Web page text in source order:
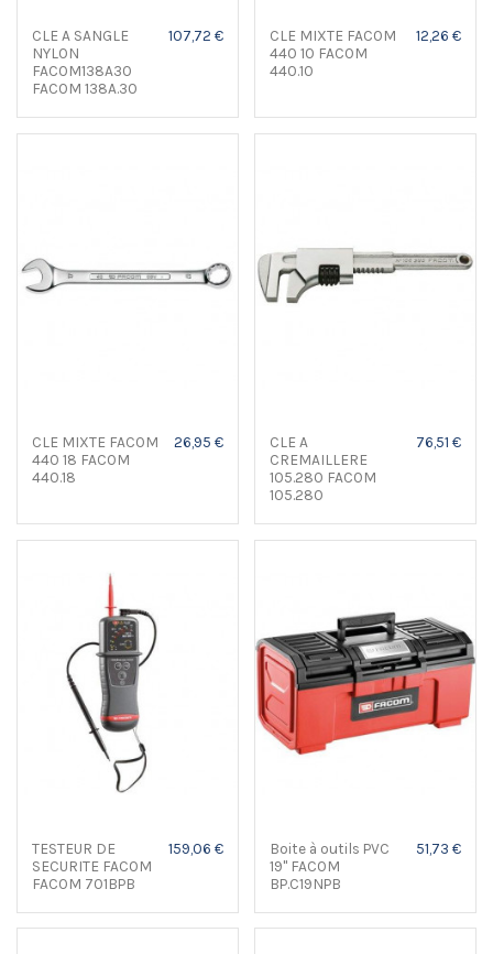
CLE A SANGLE
NYLON
FACOM138A30
FACOM 138A.30
107,72 €
CLE MIXTE FACOM
440 10 FACOM
440.10
12,26 €
CLE MIXTE FACOM
440 18 FACOM
440.18
26,95 €
CLE A
CREMAILLERE
105.280 FACOM
105.280
76,51 €
TESTEUR DE
SECURITE FACOM
FACOM 701BPB
159,06 €
Boite à outils PVC
19" FACOM
BP.C19NPB
51,73 €